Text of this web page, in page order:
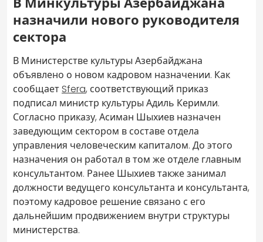
назначили нового руководителя
сектора
В Министерстве культуры Азербайджана
объявлено о новом кадровом назначении. Как
сообщает Sfera, соответствующий приказ
подписал министр культуры Адиль Керимли.
Согласно приказу, Асиман Шыхиев назначен
заведующим сектором в составе отдела
управления человеческим капиталом. До этого
назначения он работал в том же отделе главным
консультантом. Ранее Шыхиев также занимал
должности ведущего консультанта и консультанта,
поэтому кадровое решение связано с его
дальнейшим продвижением внутри структуры
министерства.